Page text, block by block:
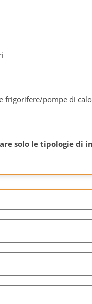
frigorifere/pompe di
solo le tipologie